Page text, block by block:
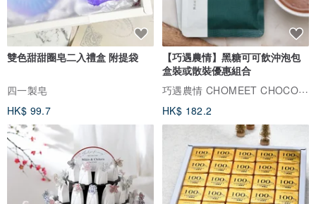
雙色甜甜圈皂二入禮盒 附提袋
四一製皂
HK$ 99.7
【巧遇農情】黑糖可可飲沖泡包
盒裝或散裝優惠組合
巧遇農情 CHOMEET CHOCOLATE
HK$ 182.2